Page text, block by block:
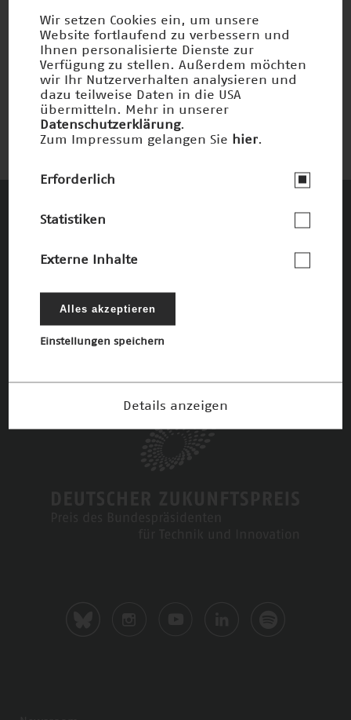
Unverschmutzbare Werkstoffe
Nominiert 1998
Diese Unternehmen und Stiftungen
die damit verbundenen Ziele
Die Förderer
Wir setzen Cookies ein, um unsere
Website fortlaufend zu verbessern und
Ihnen personalisierte Dienste zur
Verfügung zu stellen. Außerdem möchten
wir Ihr Nutzerverhalten analysieren und
dazu teilweise Daten in die USA
übermitteln. Mehr in unserer
Datenschutzerklärung.
Zum Impressum gelangen Sie
hier.
Erforderlich
Statistiken
Externe Inhalte
Alles akzeptieren
Einstellungen speichern
Details anzeigen